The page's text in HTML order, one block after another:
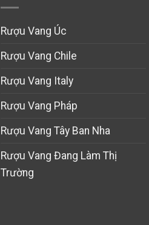
Rượu Vang Úc
Rượu Vang Chile
Rượu Vang Italy
Rượu Vang Pháp
Rượu Vang Tây Ban Nha
Rượu Vang Đang Làm Thị
Trường